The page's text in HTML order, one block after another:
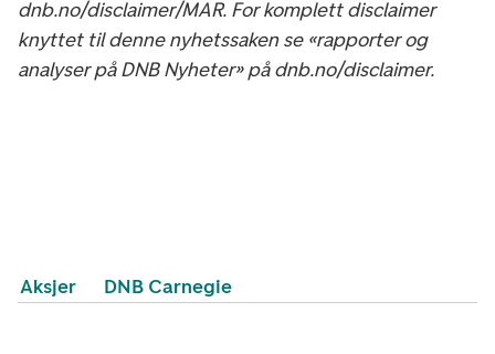
dnb.no/disclaimer/MAR. For komplett disclaimer
knyttet til denne nyhetssaken se «rapporter og
analyser på DNB Nyheter» på dnb.no/disclaimer.
Aksjer DNB Carnegie